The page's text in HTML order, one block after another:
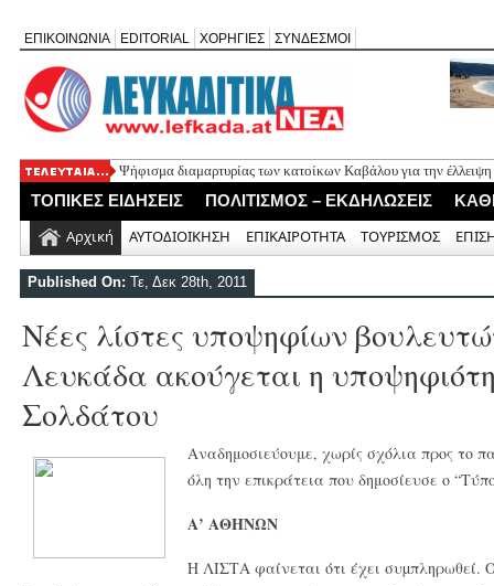
ΕΠΙΚΟΙΝΩΝΙΑ EDITORIAL ΧΟΡΗΓΙΕΣ ΣΥΝΔΕΣΜΟΙ
Ψήφισμα διαμαρτυρίας των κατοίκων Καβάλου για την έλλειψη
«Έφυγε» σε ηλικία 74 ετών ο ηθοποιός Νίκος Καλογερόπουλος
Η Λευκάδα τίμησε τον δικό της Ηλία Λογοθέτη σε μια βραδιά
Θεία Λειτουργία για τους απόδημους Αλεξανδρίτες στον Άγιο
ΤΟΠΙΚΕΣ ΕΙΔΗΣΕΙΣ ΠΟΛΙΤΙΣΜΟΣ – ΕΚΔΗΛΩΣΕΙΣ
Αρχική ΑΥΤΟΔΙΟΙΚΗΣΗ ΕΠΙΚΑΙΡΟΤΗΤΑ ΤΟΥΡΙΣΜΟΣ
Published On: Τε, Δεκ 28th, 2011
Νέες λίστες υποψηφίων
Λευκάδα ακούγεται η
Σολδάτου
Αναδημοσιεύουμε, χωρίς σχόλια προς το
όλη την επικράτεια που δημοσίευσε ο
Α’ ΑΘΗΝΩΝ
Η ΛΙΣΤΑ φαίνεται ότι έχει συµπληρωθεί.